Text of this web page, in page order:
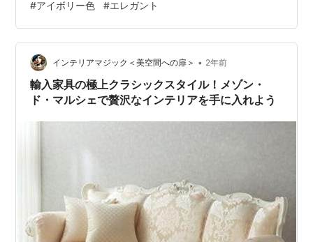
は、イタリアの伝統的なエレガンスを体現しており、家
具の品質と美しさにこだわる方々に喜ばれることでしょ
う。 このテレビ台は、機能性と美しさの両方を備えてい
ます。上部の棚は、DVDプレーヤーやゲーム機などのメ
ディア機器を収納するのに最適であり、中央…
#アイボリー色 #エレガント
インテリアマジック＜美空間への扉＞ • 2年前
輸入家具の極上クラシックスタイル！メゾン・
ド・マルシェで贅沢なインテリアを手に入れよう